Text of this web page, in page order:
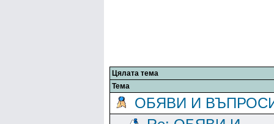
Цялата тема
Тема
ОБЯВИ И